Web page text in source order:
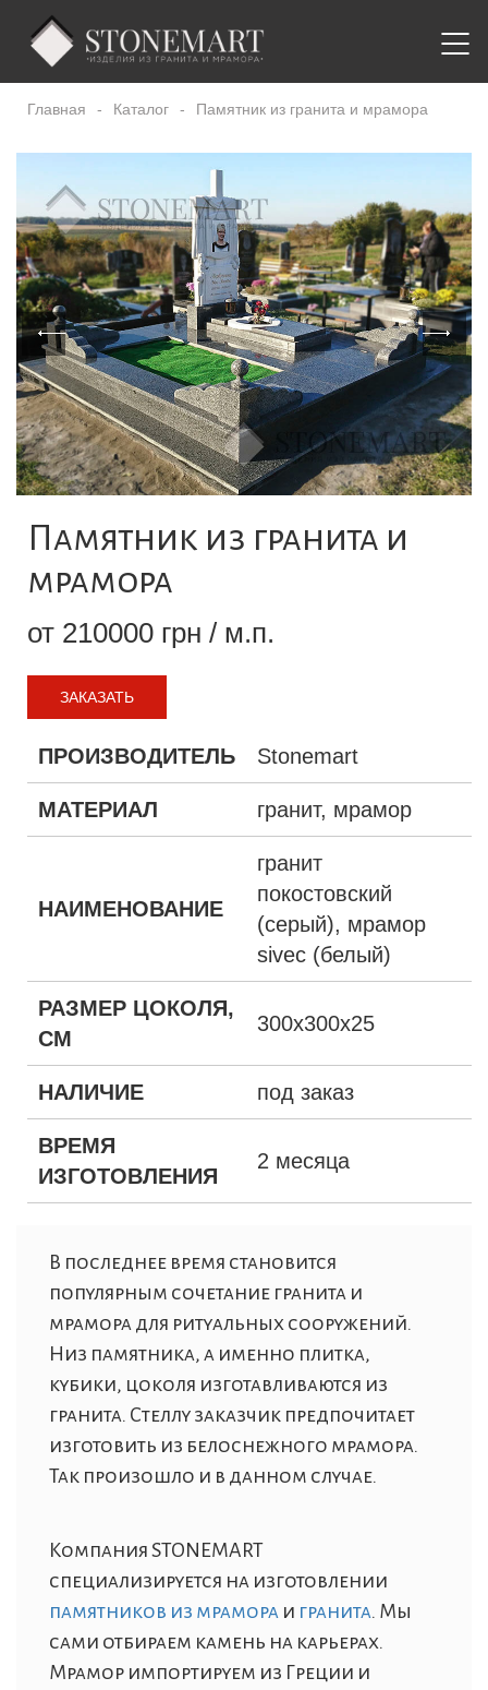
Главная - Каталог - Памятник из гранита и мрамора
Памятник из гранита и
мрамора
от 210000 грн / м.п.
ЗАКАЗАТЬ
ПРОИЗВОДИТЕЛЬ Stonemart
МАТЕРИАЛ гранит, мрамор
НАИМЕНОВАНИЕ
гранит
покостовский
(серый), мрамор
sivec (белый)
РАЗМЕР ЦОКОЛЯ,
СМ
300х300х25
НАЛИЧИЕ под заказ
ВРЕМЯ
ИЗГОТОВЛЕНИЯ
2 месяца
В последнее время становится
популярным сочетание гранита и
мрамора для ритуальных сооружений.
Низ памятника, а именно плитка,
кубики, цоколя изготавливаются из
гранита. Стеллу заказчик предпочитает
изготовить из белоснежного мрамора.
Так произошло и в данном случае.
Компания STONEMART
специализируется на изготовлении
памятников из мрамора и гранита. Мы
сами отбираем камень на карьерах.
Мрамор импортируем из Греции и